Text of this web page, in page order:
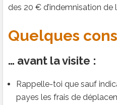
des 20 € d’indemnisation de
Quelques
… avant la visite :
Rappelle-toi que sauf
payes les frais de